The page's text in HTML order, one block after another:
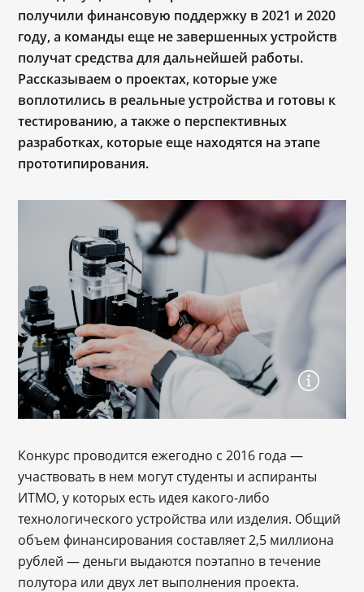
получили финансовую поддержку в 2021 и 2020
году, а команды еще не завершенных устройств
получат средства для дальнейшей работы.
Рассказываем о проектах, которые уже
воплотились в реальные устройства и готовы к
тестированию, а также о перспективных
разработках, которые еще находятся на этапе
прототипирования.
Конкурс проводится ежегодно с 2016 года —
участвовать в нем могут студенты и аспиранты
ИТМО, у которых есть идея какого-либо
технологического устройства или изделия. Общий
объем финансирования составляет 2,5 миллиона
рублей — деньги выдаются поэтапно в течение
полутора или двух лет выполнения проекта.